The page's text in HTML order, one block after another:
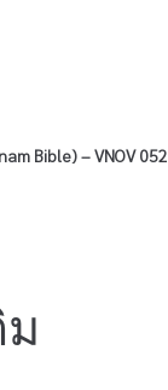
Bible) – VNOV 052